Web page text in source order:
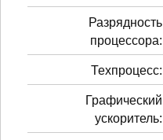
Разрядность
процессора:
Техпроцесс:
Графический
ускоритель: